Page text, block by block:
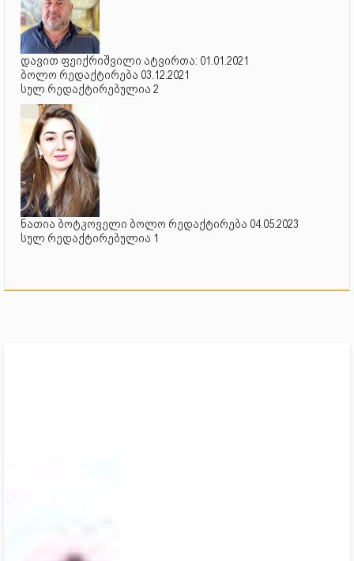
დავით ფეიქრიშვილი ატვირთა: 01.01.2021
ბოლო რედაქტირება 03.12.2021
სულ რედაქტირებულია 2
ნათია ბოტკოველი ბოლო რედაქტირება 04.05.2023
სულ რედაქტირებულია 1